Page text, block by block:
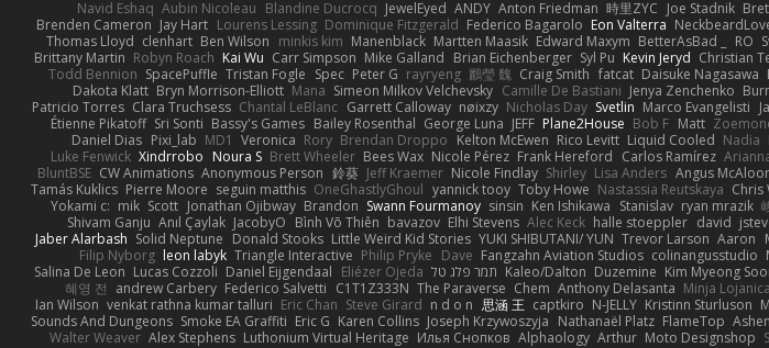
Navid Eshaq Aubin Nicoleau Blandine Ducrocq JewelEyed ANDY Anton Friedman 時里ZYC Joe Stadnik
Brenden Cameron Jay Hart Lourens Lessing Dominique Fitzgerald Federico Bagarolo Eon Valterra
Thomas Lloyd clenhart Ben Wilson minkis kim Manenblack Martten Maasik Edward Maxym BetterAsBad _ RO
Brittany Martin Robyn Roach Kai Wu Carr Simpson Mike Galland Brian Eichenberger Syl Pu Kevin Jeryd Christian
Todd Bennion SpacePuffle Tristan Fogle Spec Peter G rayryeng 鸝瑩 魏 Craig Smith fatcat Daisuke Nagasawa
Dakota Klatt Bryn Morrison-Elliott Mana Simeon Milkov Velchevsky Camille De Bastiani Jenya Zenchenko
Patricio Torres Clara Truchsess Chantal LeBlanc Garrett Calloway nøixzy Nicholas Day Svetlin Marco Evangelisti
Étienne Pikatoff Sri Sonti Bassy's Games Bailey Rosenthal George Luna JEFF Plane2House Bob F Matt
Daniel Dias Pixi_lab MD1 Veronica Rory Brendan Droppo Kelton McEwen Rico Levitt Liquid Cooled Nadia
Luke Fenwick Xindrrobo Noura S Brett Wheeler Bees Wax Nicole Pérez Frank Hereford Carlos Ramírez
BluntBSE CW Animations Anonymous Person 鈴葵 Jeff Kraemer Nicole Findlay Shirley Lisa Anders Angus
Tamás Kuklics Pierre Moore seguin matthis OneGhastlyGhoul yannick tooy Toby Howe Nastassia Reutskaya Chris
Yokami c: mik Scott Jonathan Ojibway Brandon Swann Fourmanoy sinsin Ken Ishikawa Stanislav ryan mrazik
Shivam Ganju Anıl Çaylak JacobyO Bình Võ Thiên bavazov Elhi Stevens Alec Keck halle stoeppler david
Jaber Alarbash Solid Neptune Donald Stooks Little Weird Kid Stories YUKI SHIBUTANI/ YUN Trevor Larson Aaron
Filip Nyborg leon labyk Triangle Interactive Philip Pryke Dave Fangzahn Aviation Studios colinangusstudio
Salina De Leon Lucas Cozzoli Daniel Eijgendaal Eliézer Ojeda תמר פלג טל Kaleo/Dalton Duzemine Kim Myeong
혜영 전 andrew Carbery Federico Salvetti C1T1Z333N The Paraverse Chem Anthony Delasanta Minja Lojanica
Ian Wilson venkat rathna kumar talluri Eric Chan Steve Girard n d o n 思涵 王 captkiro N-JELLY Kristinn Sturluson
Sounds And Dungeons Smoke EA Graffiti Eric G Karen Collins Joseph Krzywoszyja Nathanaël Platz FlameTop
Walter Weaver Alex Stephens Luthonium Virtual Heritage Илья Снопков Alphaology Arthur Moto Designshop